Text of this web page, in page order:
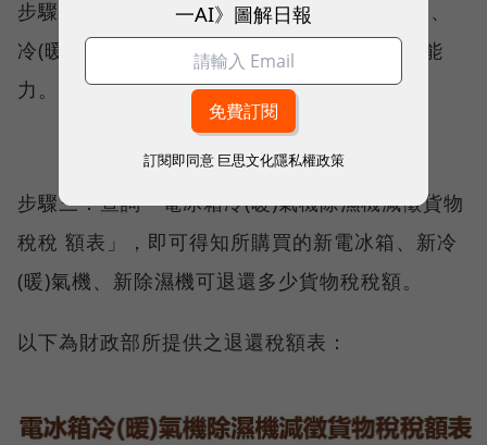
步驟二：再確認所購買之電冰箱的有效內容積、
冷(暖)氣的額定冷氣能力、除濕機的額定除濕能
力。
步驟三：查詢「電冰箱冷(暖)氣機除濕機減徵貨物
稅稅 額表」，即可得知所購買的新電冰箱、新冷
(暖)氣機、新除濕機可退還多少貨物稅稅額。
以下為財政部所提供之退還稅額表：
一AI》圖解日報
訂閱即同意 巨思文化隱私權政策